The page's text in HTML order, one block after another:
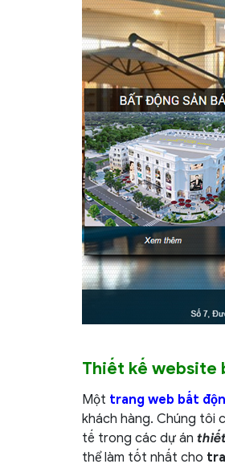
Thiết kế website
Một trang web bất
khách hàng. Chúng tôi
tế trong các dự án
thể làm tốt nhất cho